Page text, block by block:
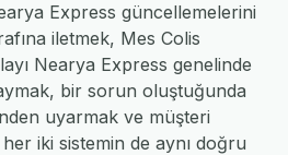
Express güncellemelerini
iletmek, Mes Colis
Nearya Express genelinde
bir sorun oluştuğunda
uyarmak ve müşteri
iki sistemin de aynı doğru